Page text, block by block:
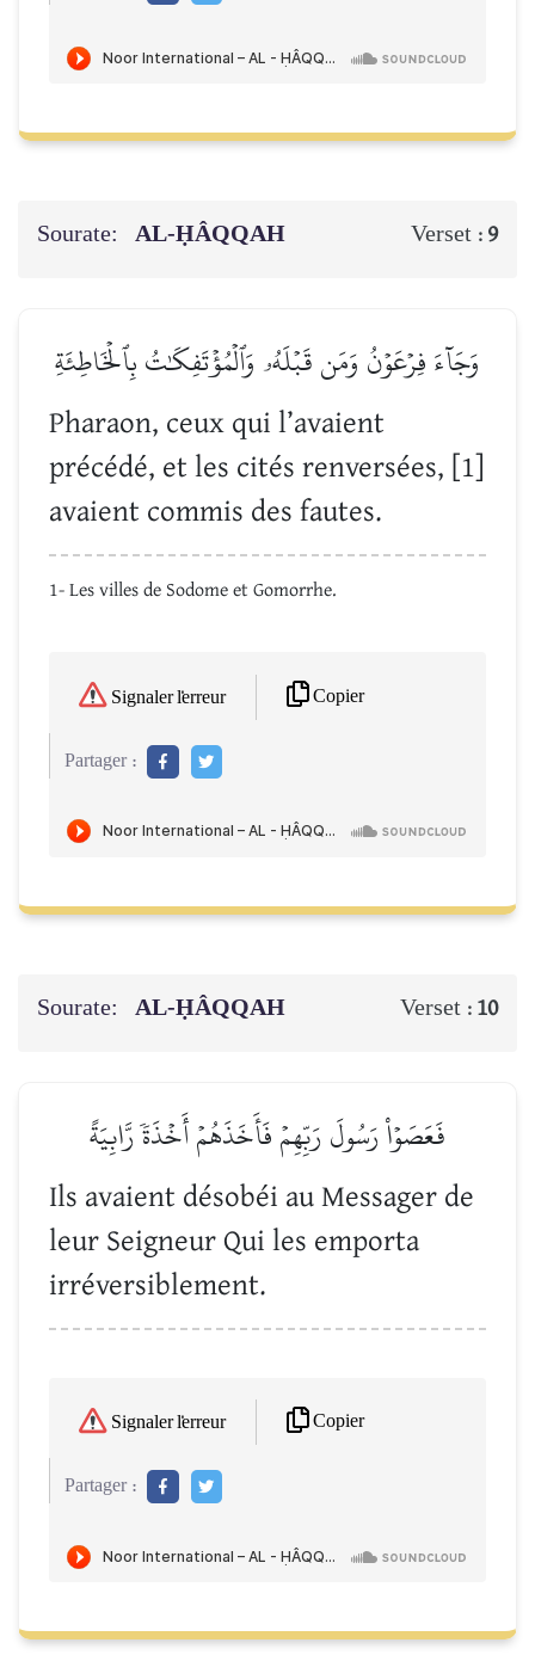
Sourate: AL-ḤÂQQAH Verset : 9
وَجَآءَ فِرۡعَوۡنُ وَمَن قَبۡلَهُۥ وَٱلۡمُؤۡتَفِكَٰتُ بِٱلۡخَاطِئَةِ
Pharaon, ceux qui l’avaient
précédé, et les cités renversées, [1]
avaient commis des fautes.
1- Les villes de Sodome et Gomorrhe.
Signaler l'erreur Copier
Partager :
Sourate: AL-ḤÂQQAH Verset : 10
فَعَصَوۡاْ رَسُولَ رَبِّهِمۡ فَأَخَذَهُمۡ أَخۡذَةٗ رَّابِيَةً
Ils avaient désobéi au Messager de
leur Seigneur Qui les emporta
irréversiblement.
Signaler l'erreur Copier
Partager :